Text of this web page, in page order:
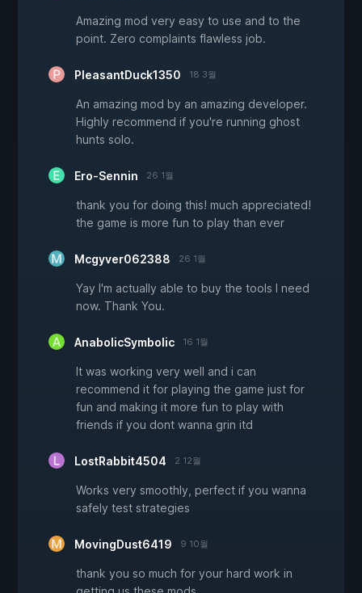
Amazing mod very easy to use and to the
point. Zero complaints flawless job.
PleasantDuck1350 18 3월
An amazing mod by an amazing developer.
Highly recommend if you're running ghost
hunts solo.
Ero-Sennin 26 1월
thank you for doing this! much appreciated!
the game is more fun to play than ever
Mcgyver062388 26 1월
Yay I'm actually able to buy the tools I need
now. Thank You.
AnabolicSymbolic 16 1월
It was working very well and i can
recommend it for playing the game just for
fun and making it more fun to play with
friends if you dont wanna grin itd
LostRabbit4504 2 12월
Works very smoothly, perfect if you wanna
safely test strategies
MovingDust6419 9 10월
thank you so much for your hard work in